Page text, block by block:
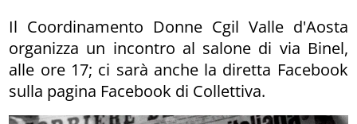
Il Coordinamento Donne Cgil Valle d'Aosta
organizza un incontro al salone di via Binel,
alle ore 17; ci sarà anche la diretta Facebook
sulla pagina Facebook di Collettiva.